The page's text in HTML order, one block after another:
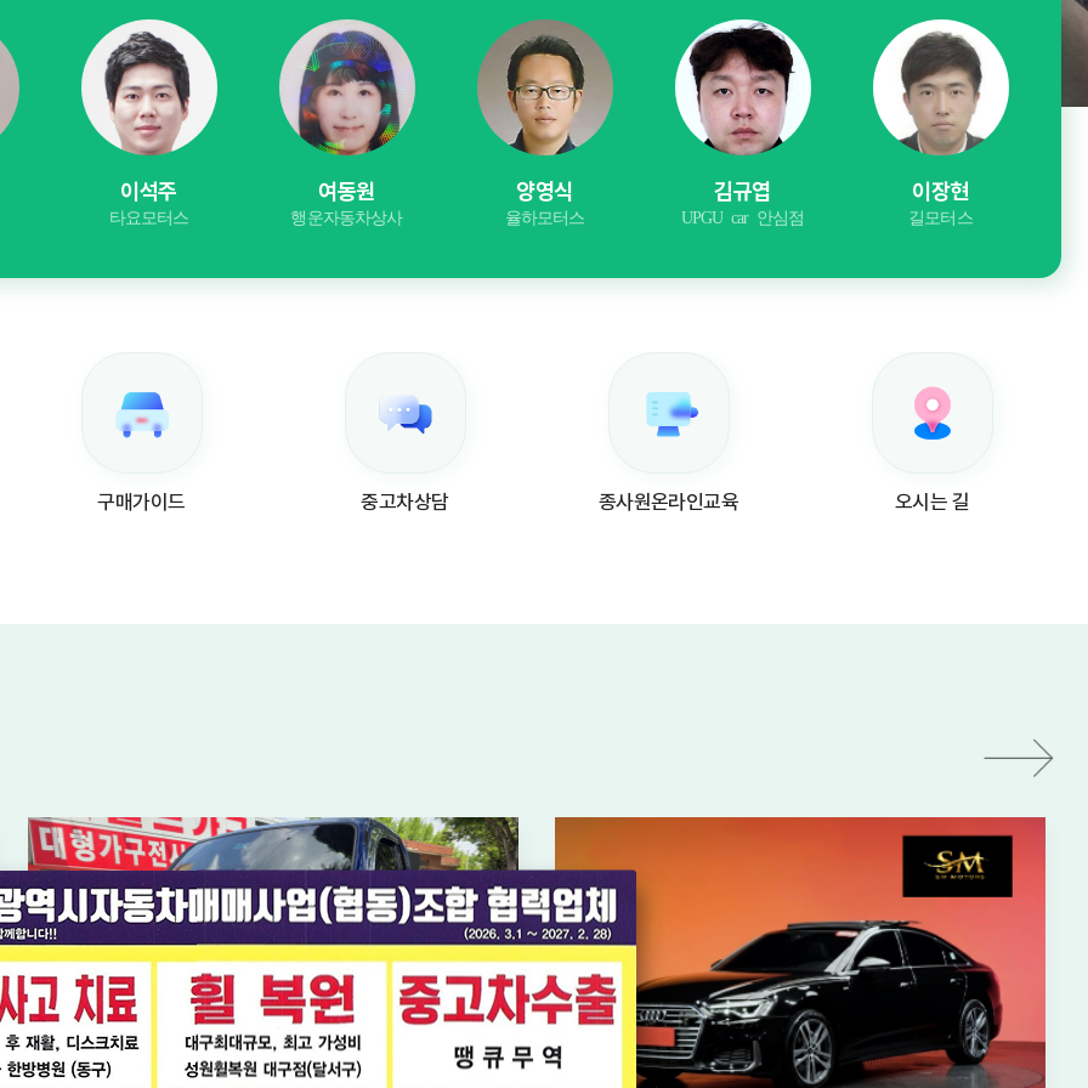
이석주
타요모터스
여동원
행운자동차상사
양영식
율하모터스
김규엽
UPGU car 안심점
이장현
길모터스
구매가이드 중고차상담 종사원온라인교육 오시는 길